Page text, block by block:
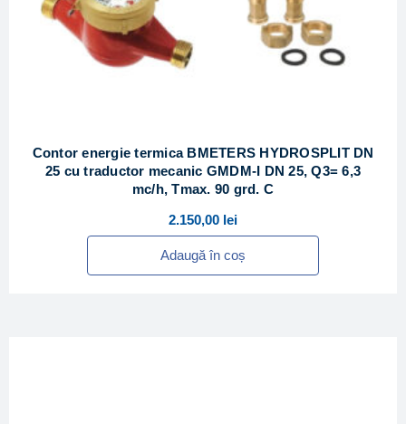
Contor energie termica BMETERS HYDROSPLIT DN
25 cu traductor mecanic GMDM-I DN 25, Q3= 6,3
mc/h, Tmax. 90 grd. C
2.150,00 lei
Adaugă în coș